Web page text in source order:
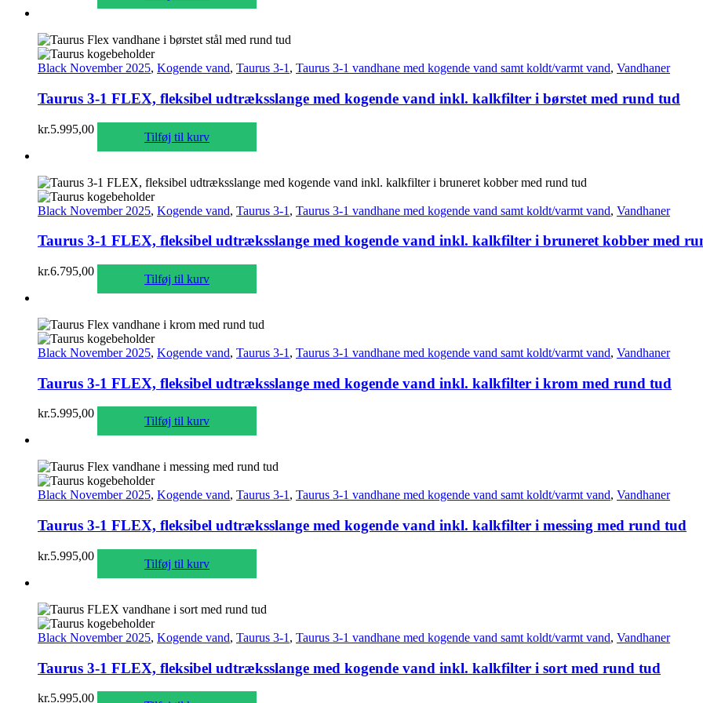
Black November 2025, Kogende vand, Taurus 3-1 , Taurus 3-1 vandhane med kogende vand samt koldt/varmt vand, Vandhaner
Taurus 3-1 FLEX, fleksibel udtræksslange med kogende vand inkl. kalkfilter i børstet med rund tud
kr.5.995,00
Tilføj til kurv
Black November 2025, Kogende vand, Taurus 3-1 , Taurus 3-1 vandhane med kogende vand samt koldt/varmt vand, Vandhaner
Taurus 3-1 FLEX, fleksibel udtræksslange med kogende vand inkl. kalkfilter i bruneret kobber med
kr.6.795,00
Tilføj til kurv
Black November 2025, Kogende vand, Taurus 3-1 , Taurus 3-1 vandhane med kogende vand samt koldt/varmt vand, Vandhaner
Taurus 3-1 FLEX, fleksibel udtræksslange med kogende vand inkl. kalkfilter i krom med rund tud
kr.5.995,00
Tilføj til kurv
Black November 2025, Kogende vand, Taurus 3-1 , Taurus 3-1 vandhane med kogende vand samt koldt/varmt vand, Vandhaner
Taurus 3-1 FLEX, fleksibel udtræksslange med kogende vand inkl. kalkfilter i messing med rund tud
kr.5.995,00
Tilføj til kurv
Black November 2025, Kogende vand, Taurus 3-1 , Taurus 3-1 vandhane med kogende vand samt koldt/varmt vand, Vandhaner
Taurus 3-1 FLEX, fleksibel udtræksslange med kogende vand inkl. kalkfilter i sort med rund tud
kr.5.995,00